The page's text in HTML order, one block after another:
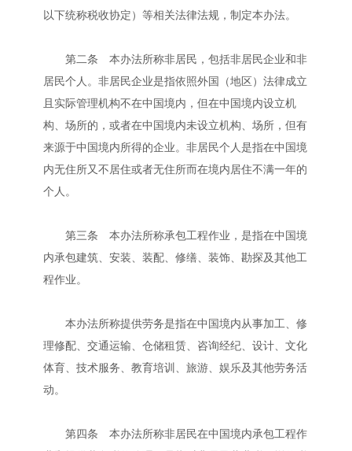
以下统称税收协定）等相关法律法规，制定本办法。
第二条 本办法所称非居民，包括非居民企业和非
居民个人。非居民企业是指依照外国（地区）法律成立
且实际管理机构不在中国境内，但在中国境内设立机
构、场所的，或者在中国境内未设立机构、场所，但有
来源于中国境内所得的企业。非居民个人是指在中国境
内无住所又不居住或者无住所而在境内居住不满一年的
个人。
第三条 本办法所称承包工程作业，是指在中国境
内承包建筑、安装、装配、修缮、装饰、勘探及其他工
程作业。
本办法所称提供劳务是指在中国境内从事加工、修
理修配、交通运输、仓储租赁、咨询经纪、设计、文化
体育、技术服务、教育培训、旅游、娱乐及其他劳务活
动。
第四条 本办法所称非居民在中国境内承包工程作